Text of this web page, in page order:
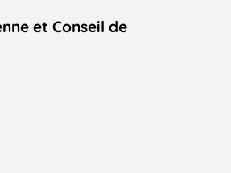
et Conseil de